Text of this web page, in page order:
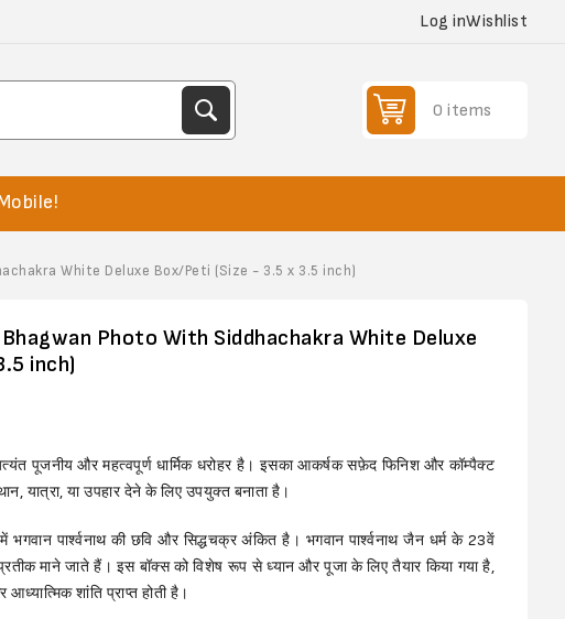
Log inWishlist
0 items
White Deluxe Box/Peti (Size - 3.5 x 3.5 inch)
Photo With Siddhachakra White Deluxe
inch)
पूजनीय और महत्वपूर्ण धार्मिक धरोहर है। इसका आकर्षकसफ़ेद फिनिश और कॉम्पैक्ट
यात्रा, या उपहार देने के लिए उपयुक्त बनाता है।
भगवान पार्श्वनाथ की छवि और सिद्धचक्र अंकित है। भगवान पार्श्वनाथ जैन धर्म के 23वें
माने जाते हैं। इस बॉक्स को विशेष रूप से ध्यान और पूजा के लिए तैयार किया गया है,
शांति प्राप्त होती है।